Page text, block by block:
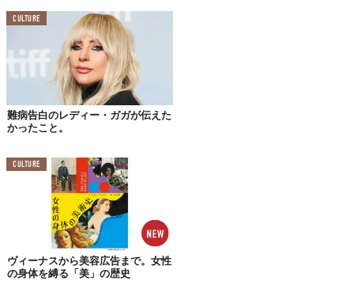
苦境のレディ・ガガに
心温まるプレゼント
そんな肉体的にも精神的にも苦しんでいる彼女の元に、ある人物
から心温まるプレゼントが届けられました。
CULTURE
難病告白のレディー・ガガが伝えた
かったこと。
CULTURE
ヴィーナスから美容広告まで。女性
の身体を縛る「美」の歴史